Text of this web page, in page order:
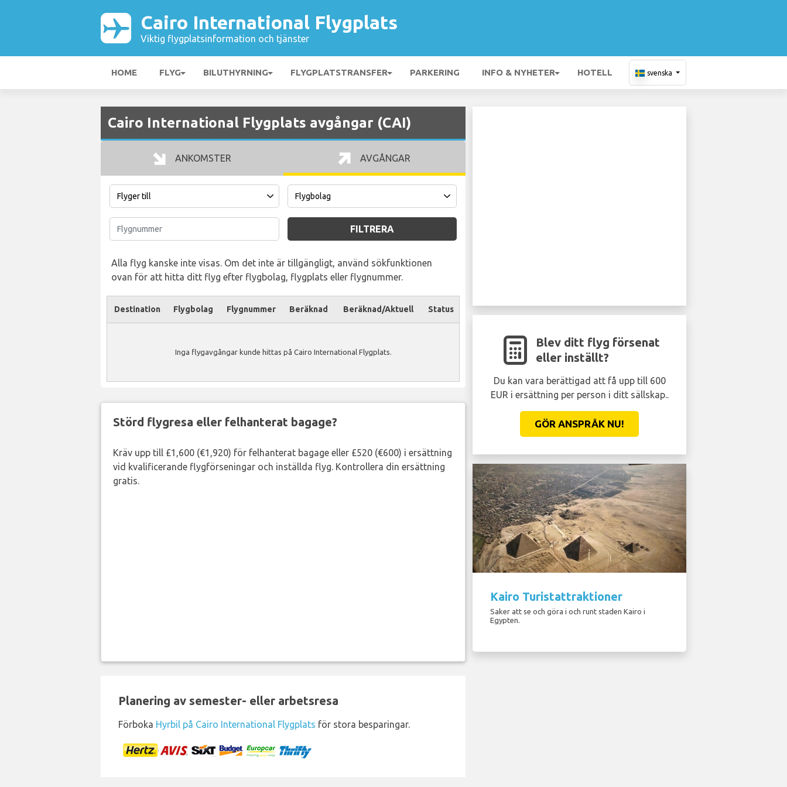
Cairo International Flygplats
Viktig flygplatsinformation och tjänster
HOME FLYG BILUTHYRNING FLYGPLATSTRANSFER PARKERING INFO & NYHETER HOTELL svenska
Cairo International Flygplats avgångar (CAI)
ANKOMSTER AVGÅNGAR
FILTRERA
Alla flyg kanske inte visas. Om det inte är tillgängligt, använd sökfunktionen
ovan för att hitta ditt flyg efter flygbolag, flygplats eller flygnummer.
Destination Flygbolag Flygnummer Beräknad Beräknad/Aktuell Status
Inga flygavgångar kunde hittas på Cairo International Flygplats.
Störd flygresa eller felhanterat bagage?
Kräv upp till £1,600 (€1,920) för felhanterat bagage eller £520 (€600) i ersättning
vid kvalificerande flygförseningar och inställda flyg. Kontrollera din ersättning
gratis.
Planering av semester- eller arbetsresa
Förboka Hyrbil på Cairo International Flygplats för stora besparingar.
Blev ditt flyg försenat
eller inställt?
Du kan vara berättigad att få upp till 600
EUR i ersättning per person i ditt sällskap..
GÖR ANSPRÅK NU!
Kairo Turistattraktioner
Saker att se och göra i och runt staden Kairo i
Egypten.